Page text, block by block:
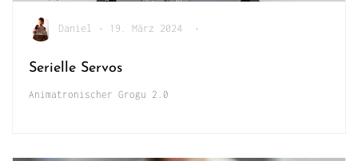
Daniel • 19. März 2024 •
Serielle Servos
Animatronischer Grogu 2.0